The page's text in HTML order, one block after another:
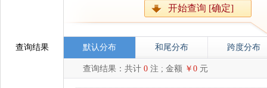
开始查询 [确定]
查询结果 默认分布 和尾分布 跨度分布
查询结果：共计 0 注 ; 金额 ￥0 元